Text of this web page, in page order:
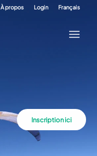
À propos Login Français
Inscription ici